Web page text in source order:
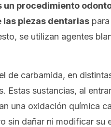
un procedimiento
piezas dentarias
se utilizan agentes
de carbamida, en
Estas sustancias, al
una oxidación química
sin dañar ni modificar su